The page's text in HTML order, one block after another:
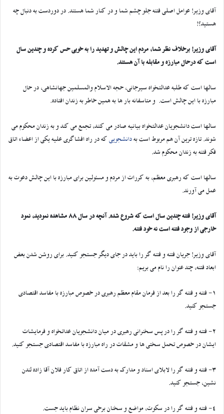
آقای وزیر! عوامل اصلی فتنه جلو چشم شما و در کنار شما هستند. در دوردست به دنبال چه
هستید؟!
آقای وزیر! برخلاف نظر شما، مردم این چالش و تهدید را به خوبی حس کرده و چندین سال
است که درحال مبارزه و مقابله با آن هستند.
سالها است که طلبه عدالتخواه سیرجانی، حجه الاسلام والمسلمین جهانشاهی، در حال
مبارزه با این چالش است. و متاسفانه بار ها به همین خاطر به زندان افتاده.
سالها است دانشجویان عدالتخواه بیانیه صادر می کنند، تجمع می کند و به زندان محکوم می
شوند. تازه ترین آن هم مربوط است به دانشجویی که در راه افشاگری علیه یکی از اعضاء اتاق
فکر فتنه به زندان محکوم شد.
سالها است که رهبری معظم، به کررات از مردم و مسئولین برای مبارزه با این چالش دعوت به
عمل می آورند.
آقای وزیر! فتنه چندین سال است که شروع شده. آنچه در سال 88 مشاهده نمودید، نمود
خارجی از وجود فتنه است نه خود فتنه.
آقای وزیر! جریان فتنه و فتنه گر را باید در جای دیگر جستجو کنید. برای روشن شدن بعض
ابعاد فتنه، چند عنوان را نام می بریم:
1- فتنه و فتنه گر را بعد از فرمان مقام معظم رهبری در خصوص مبارزه با مفاسد اقتصادی
جستجو کنید.
2- فتنه و فتنه گر را در پس سخنرانی رهبری در میان دانشجویان عداتخواه و فرمایشات
ایشان در خصوص تحمل سختی ها و مشقات در راه مبارزه با مفاسد اقتصادی جستجو کنید.
3- فتنه و فتنه گر را لابلای اسناد و مدارک به دست آمده از اتاق کار فلان آقا زاده لندن
نشین، جستجو کنید.
4- فتنه و فتنه گر را در سکوت، مواضع و سخنان برخی سران نظام باید جست.